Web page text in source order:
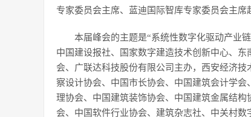
专家委员会主席、蓝迪国际智库专家委员会主席
本届峰会的主题是“系统性数字化驱动产业
中国建设报社、国家数字建造技术创新中心、
会、广联达科技股份有限公司主办，西安经济
察设计协会、中国市长协会、中国建筑会计学
理协会、中国建筑装饰协会、中国建筑金属结
会、中国软件行业协会、建筑杂志社、中关村